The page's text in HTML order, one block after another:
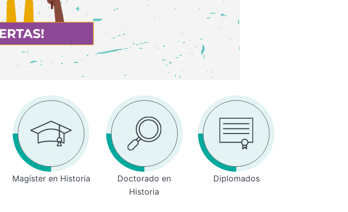
Magíster en Historia
Doctorado en
Historia
Diplomados